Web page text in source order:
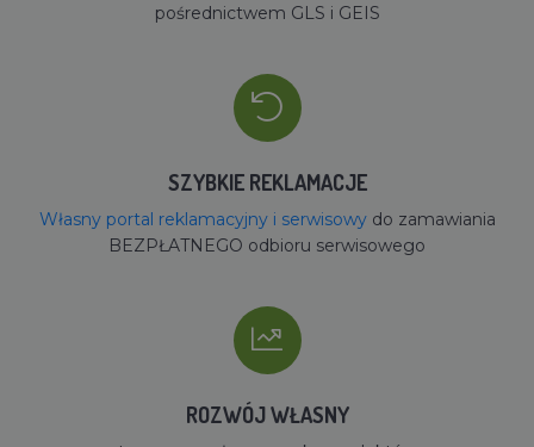
pośrednictwem GLS i GEIS
SZYBKIE REKLAMACJE
Własny portal reklamacyjny i serwisowydo zamawiania
BEZPŁATNEGO odbioru serwisowego
ROZWÓJ WŁASNY